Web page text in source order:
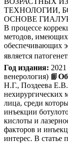
ТЕХНОЛОГИИ,
ОСНОВЕ
В процессе
методов, имеющих
обеспечивающих
является
Год издания:
венерология) 📙
Н.Г., Поздеева
нехирургических
лица, среди
инъекции
кислоты и
факторов и
интерес. В статье